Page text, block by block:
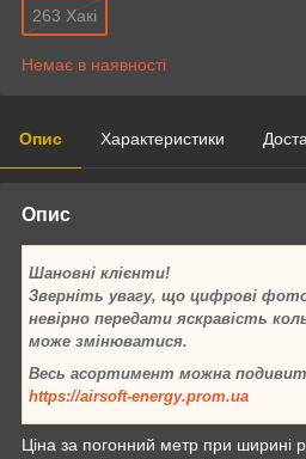
263 Хакі
Немає в наявності
Опис Характеристики
Опис
Шановні клієнти!
Зверніть увагу, що цифрові
невірно передати яскравість
може змінюватися.
Весь асортимент можна
https://airsoft-energy.prom.ua
Ціна за погонний метр при ширині